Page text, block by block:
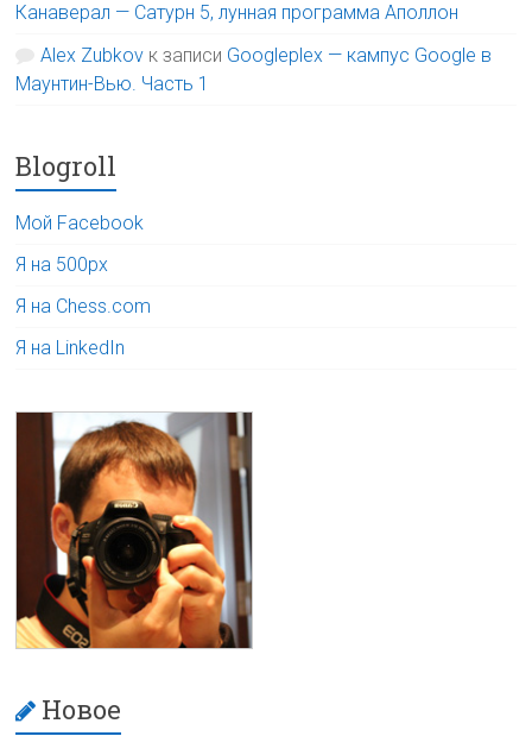
Канаверал — Сатурн 5, лунная программа Аполлон
Alex Zubkov к записи Googleplex — кампус Google в
Маунтин-Вью. Часть 1
Blogroll
Мой Facebook
Я на 500px
Я на Chess.com
Я на LinkedIn
Новое